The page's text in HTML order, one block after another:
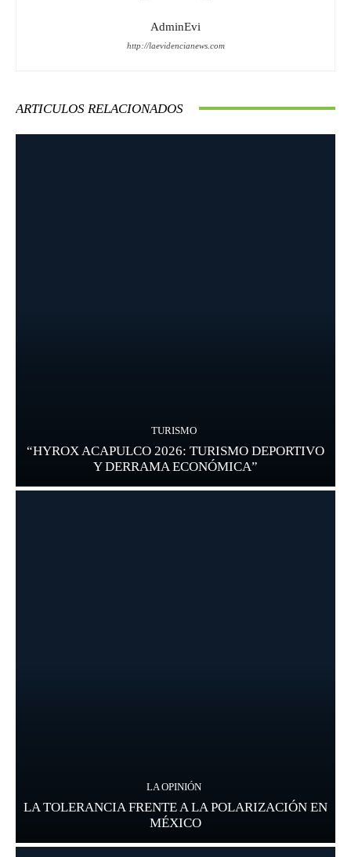
AdminEvi
http://laevidencianews.com
ARTICULOS RELACIONADOS
TURISMO
“HYROX ACAPULCO 2026: TURISMO DEPORTIVO
Y DERRAMA ECONÓMICA”
LA OPINIÓN
LA TOLERANCIA FRENTE A LA POLARIZACIÓN EN
MÉXICO